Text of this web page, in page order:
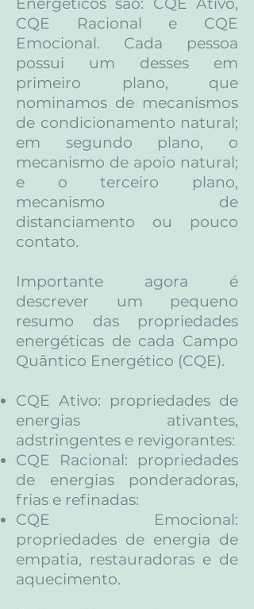
Energéticos são: CQE Ativo,
CQE Racional e CQE
Emocional. Cada pessoa
possui um desses em
primeiro plano, que
nominamos de mecanismos
de condicionamento natural;
em segundo plano, o
mecanismo de apoio natural;
e o terceiro plano,
mecanismo de
distanciamento ou pouco
contato.
Importante agora é
descrever um pequeno
resumo das propriedades
energéticas de cada Campo
Quântico Energético (CQE).
CQE Ativo: propriedades de
energias ativantes,
adstringentes e revigorantes:
CQE Racional: propriedades
de energias ponderadoras,
frias e refinadas:
CQE Emocional:
propriedades de energia de
empatia, restauradoras e de
aquecimento.